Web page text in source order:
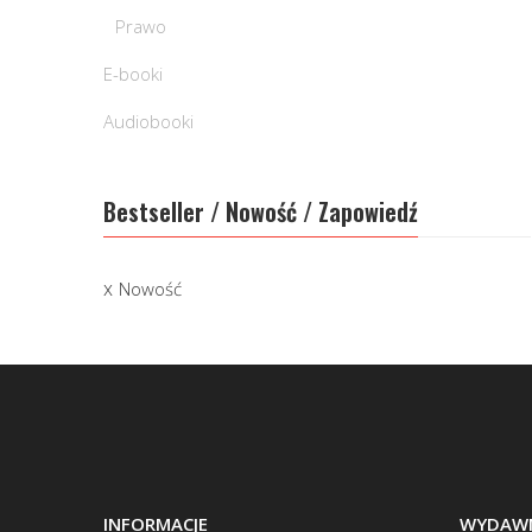
Prawo
E-booki
Audiobooki
Bestseller / Nowość / Zapowiedź
Nowość
INFORMACJE